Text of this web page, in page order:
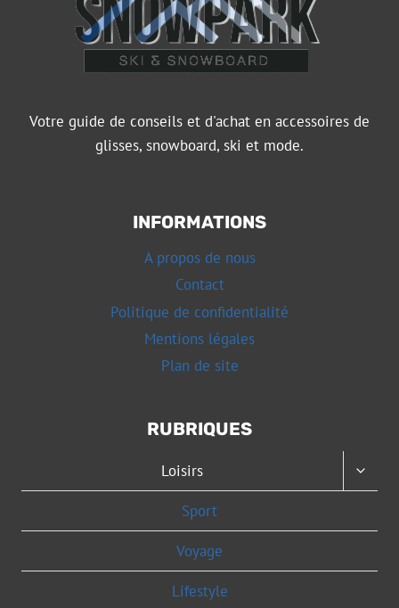
Votre guide de conseils et d'achat en accessoires de
glisses, snowboard, ski et mode.
INFORMATIONS
A propos de nous
Contact
Politique de confidentialité
Mentions légales
Plan de site
RUBRIQUES
Loisirs
Sport
Voyage
Lifestyle